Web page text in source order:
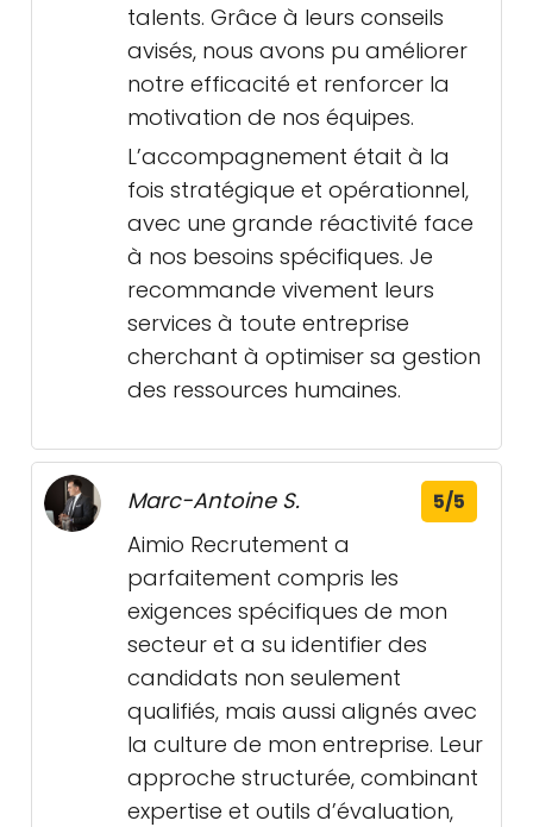
talents. Grâce à leurs conseils
avisés, nous avons pu améliorer
notre efficacité et renforcer la
motivation de nos équipes.
L’accompagnement était à la
fois stratégique et opérationnel,
avec une grande réactivité face
à nos besoins spécifiques. Je
recommande vivement leurs
services à toute entreprise
cherchant à optimiser sa gestion
des ressources humaines.
Marc-Antoine S. 5/5
Aimio Recrutement a
parfaitement compris les
exigences spécifiques de mon
secteur et a su identifier des
candidats non seulement
qualifiés, mais aussi alignés avec
la culture de mon entreprise. Leur
approche structurée, combinant
expertise et outils d’évaluation,